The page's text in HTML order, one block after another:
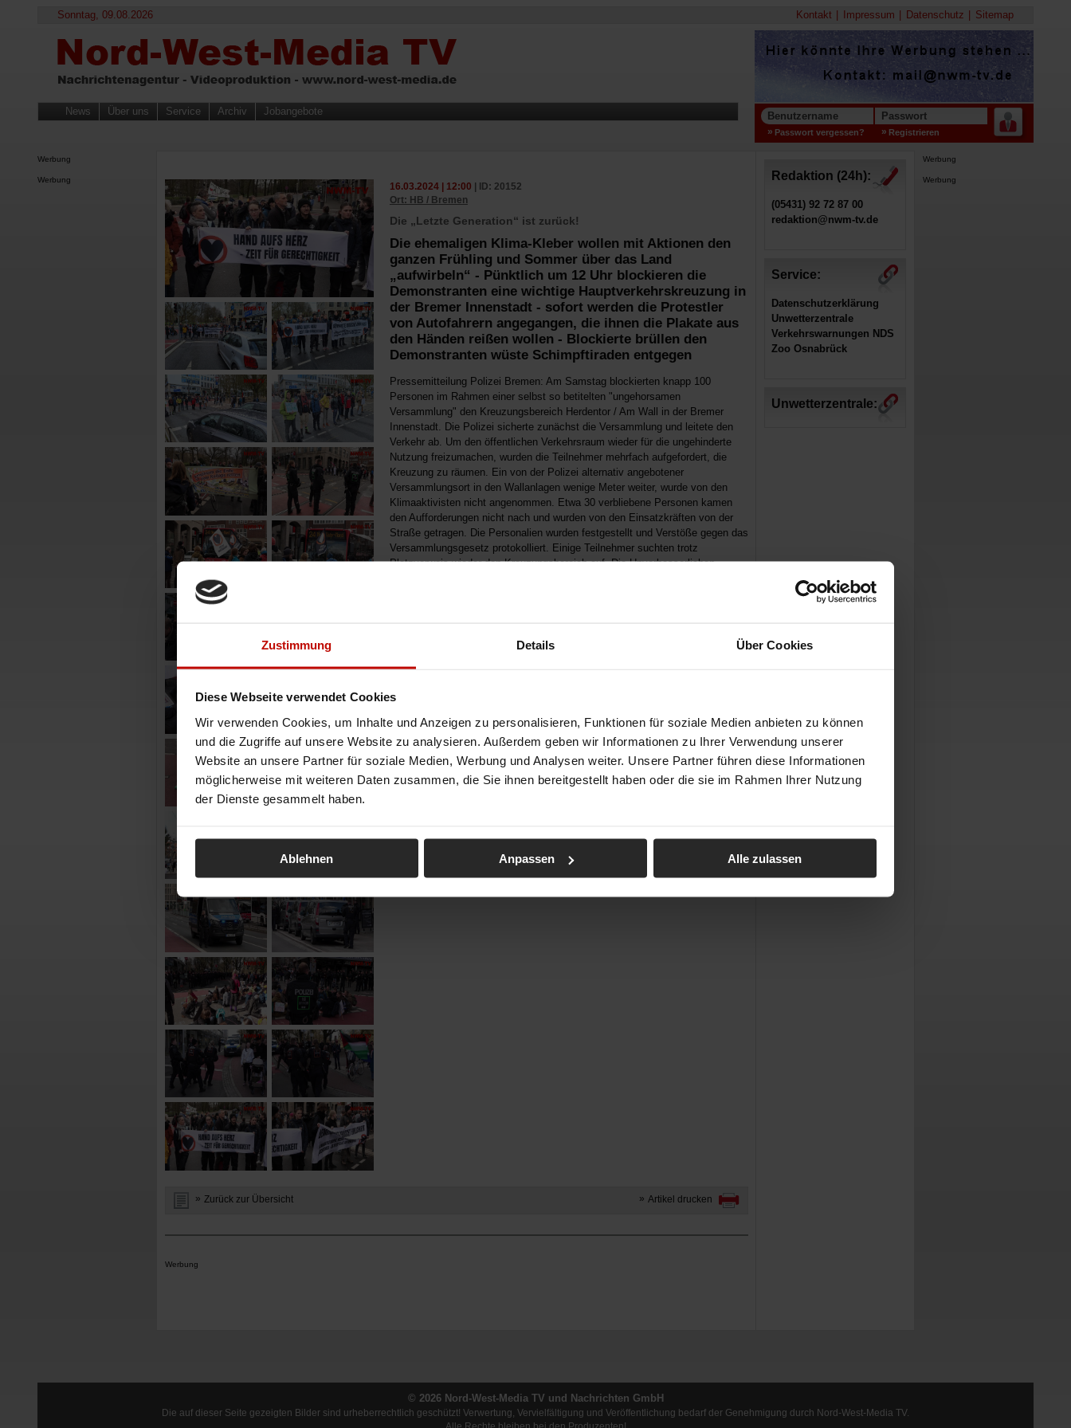
Zustimmung Details Über Cookies
Diese Webseite verwendet Cookies
Wir verwenden Cookies, um Inhalte und Anzeigen zu personalisieren, Funktionen für soziale Medien anbieten zu können
und die Zugriffe auf unsere Website zu analysieren. Außerdem geben wir Informationen zu Ihrer Verwendung unserer
Website an unsere Partner für soziale Medien, Werbung und Analysen weiter. Unsere Partner führen diese Informationen
möglicherweise mit weiteren Daten zusammen, die Sie ihnen bereitgestellt haben oder die sie im Rahmen Ihrer Nutzung
der Dienste gesammelt haben.
Ablehnen Anpassen Alle zulassen
Sonntag, 09.08.2026 Kontakt Impressum Datenschutz Sitemap
News Über uns Service Archiv Jobangebote Benutzername Passwort
Passwort vergessen? Registrieren
Werbung
Werbung
16.03.2024 | 12:00 | ID: 20152
Ort: HB / Bremen
Die „Letzte Generation“ ist zurück!
Die ehemaligen Klima-Kleber wollen mit Aktionen den
ganzen Frühling und Sommer über das Land
„aufwirbeln“ - Pünktlich um 12 Uhr blockieren die
Demonstranten eine wichtige Hauptverkehrskreuzung in
der Bremer Innenstadt - sofort werden die Protestler
von Autofahrern angegangen, die ihnen die Plakate aus
den Händen reißen wollen - Blockierte brüllen den
Demonstranten wüste Schimpftiraden entgegen
Pressemitteilung Polizei Bremen: Am Samstag blockierten knapp 100
Personen im Rahmen einer selbst so betitelten "ungehorsamen
Versammlung" den Kreuzungsbereich Herdentor / Am Wall in der Bremer
Innenstadt. Die Polizei sicherte zunächst die Versammlung und leitete den
Verkehr ab. Um den öffentlichen Verkehrsraum wieder für die ungehinderte
Nutzung freizumachen, wurden die Teilnehmer mehrfach aufgefordert, die
Kreuzung zu räumen. Ein von der Polizei alternativ angebotener
Versammlungsort in den Wallanlagen wenige Meter weiter, wurde von den
Klimaaktivisten nicht angenommen. Etwa 30 verbliebene Personen kamen
den Aufforderungen nicht nach und wurden von den Einsatzkräften von der
Straße getragen. Die Personalien wurden festgestellt und Verstöße gegen das
Versammlungsgesetz protokolliert. Einige Teilnehmer suchten trotz
Platzverweis wieder den Kreuzungsbereich auf. Die Unverbesserlichen
Zurück zur Übersicht Artikel drucken
Werbung
Redaktion (24h):
(05431) 92 72 87 00
redaktion@nwm-tv.de
Service:
Datenschutzerklärung
Unwetterzentrale
Verkehrswarnungen NDS
Zoo Osnabrück
Unwetterzentrale:
Werbung
Werbung
© 2026 Nord-West-Media TV und Nachrichten GmbH
Die auf dieser Seite gezeigten Bilder sind urheberrechtlich geschützt! Verwertung, Vervielfältigung und Veröffentlichung bedarf der Genehmigung durch Nord-West-Media TV.